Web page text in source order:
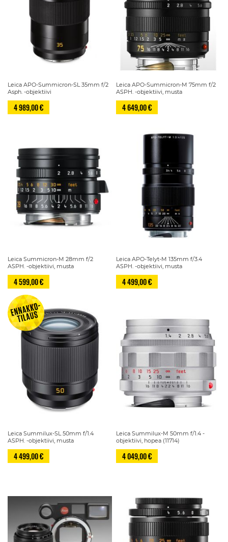
Leica APO-Summicron-SL 35mm f/2
Asph. -objektiivi
4 989,00 €
Leica APO-Summicron-M 75mm f/2
ASPH. -objektiivi, musta
4 649,00 €
Leica Summicron-M 28mm f/2
ASPH. -objektiivi, musta
4 599,00 €
Leica APO-Telyt-M 135mm f/3.4
ASPH. -objektiivi, musta
4 499,00 €
Leica Summilux-SL 50mm f/1.4
ASPH. -objektiivi, musta
4 499,00 €
Leica Summilux-M 50mm f/1.4 -
objektiivi, hopea (11714)
4 049,00 €